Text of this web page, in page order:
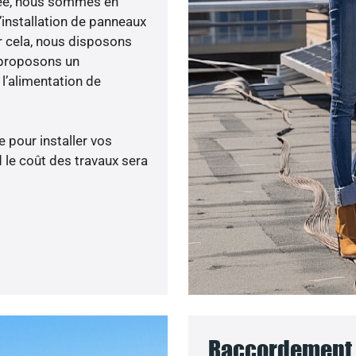
de panneaux
nous disposons
un
de
pour installer vos
le coût des travaux sera